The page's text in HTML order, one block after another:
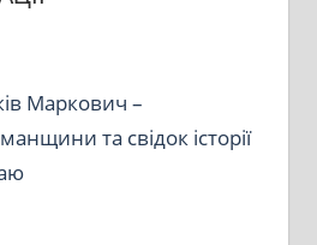
Маркович –
та свідок історії